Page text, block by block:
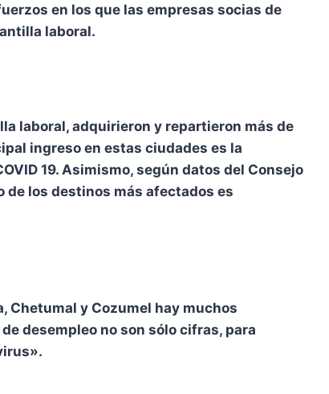
en los que las empresas socias de
laboral.
laboral, adquirieron y repartieron más de
ingreso en estas ciudades es la
19. Asimismo, según datos del Consejo
de los destinos más afectados es
Chetumal y Cozumel hay muchos
desempleo no son sólo cifras, para